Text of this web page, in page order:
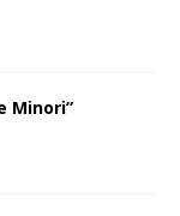
Minori”